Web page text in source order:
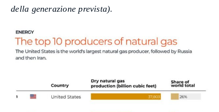
della generazione prevista).